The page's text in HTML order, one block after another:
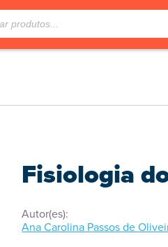
Fisiologia
Autor(es):
Ana Carolina Passos de